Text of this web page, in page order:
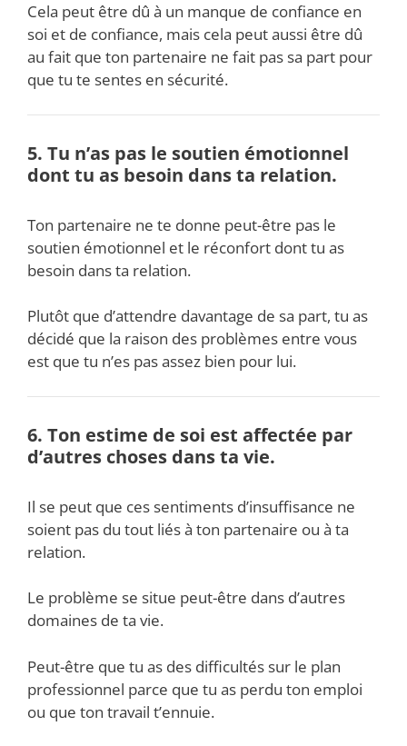
Cela peut être dû à un manque de confiance en
soi et de confiance, mais cela peut aussi être dû
au fait que ton partenaire ne fait pas sa part pour
que tu te sentes en sécurité.
5. Tu n’as pas le soutien émotionnel
dont tu as besoin dans ta relation.
Ton partenaire ne te donne peut-être pas le
soutien émotionnel et le réconfort dont tu as
besoin dans ta relation.
Plutôt que d’attendre davantage de sa part, tu as
décidé que la raison des problèmes entre vous
est que tu n’es pas assez bien pour lui.
6. Ton estime de soi est affectée par
d’autres choses dans ta vie.
Il se peut que ces sentiments d’insuffisance ne
soient pas du tout liés à ton partenaire ou à ta
relation.
Le problème se situe peut-être dans d’autres
domaines de ta vie.
Peut-être que tu as des difficultés sur le plan
professionnel parce que tu as perdu ton emploi
ou que ton travail t’ennuie.